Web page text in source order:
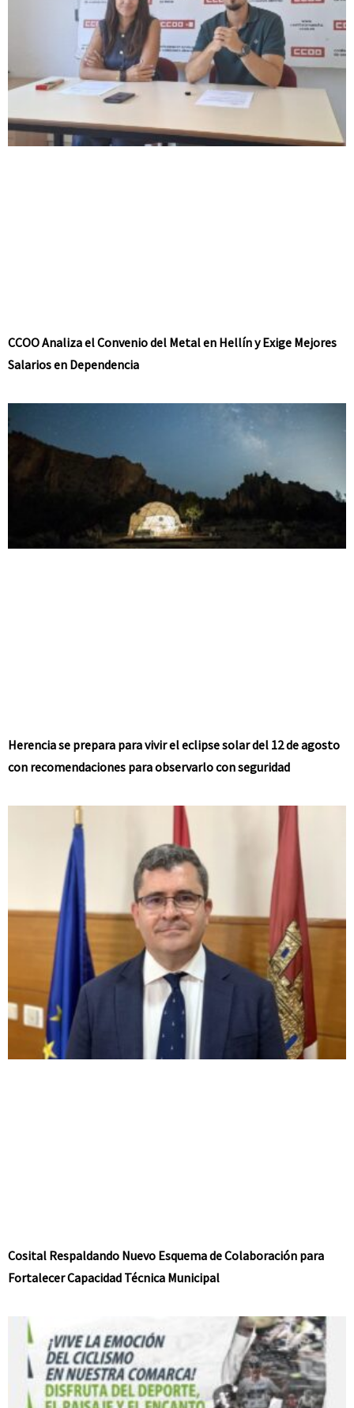
CCOO Analiza el Convenio del Metal en Hellín y Exige Mejores
Salarios en Dependencia
Herencia se prepara para vivir el eclipse solar del 12 de agosto
con recomendaciones para observarlo con seguridad
Cosital Respaldando Nuevo Esquema de Colaboración para
Fortalecer Capacidad Técnica Municipal